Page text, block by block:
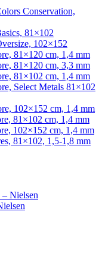
Conservation,
81×102
102×152
81×120 cm, 1,4 mm
81×120 cm, 3,3 mm
81×102 cm, 1,4 mm
Select Metals 81×102
102×152 cm, 1,4 mm
81×102 cm, 1,4 mm
102×152 cm, 1,4 mm
81×102, 1,5-1,8 mm
Nielsen